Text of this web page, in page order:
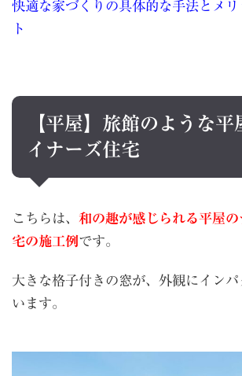
快適な家づくりの具体的な手法とメリ
ト
【平屋】旅館のような平
イナーズ住宅
こちらは、 和の趣が感じられる平屋
宅の施工例 です。
大きな格子付きの窓が、外観にイン
います。